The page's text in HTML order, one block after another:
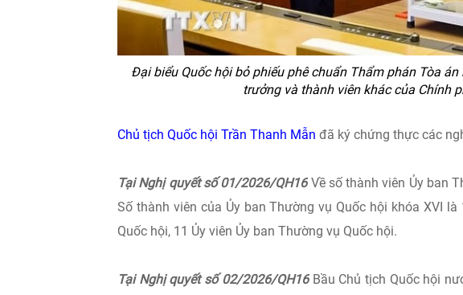
Đại biểu Quốc hội bỏ phiếu phê chuẩn Thẩm phán Tòa
trưởng và thành viên khác của Chính
Chủ tịch Quốc hội Trần Thanh Mẫn đã ký chứng thực các
Tại Nghị quyết số 01/2026/QH16Về số thành viên Ủy ban
Số thành viên của Ủy ban Thường vụ Quốc hội khóa XVI
Quốc hội, 11 Ủy viên Ủy ban Thường vụ Quốc hội.
Tại Nghị quyết số 02/2026/QH16Bầu Chủ tịch Quốc hội